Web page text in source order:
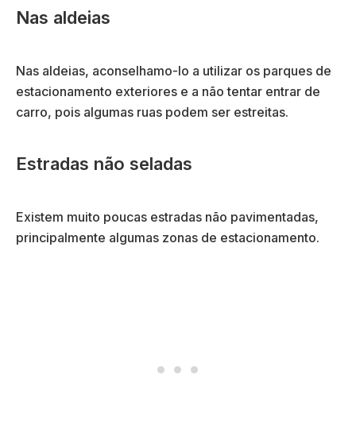
Nas aldeias
Nas aldeias, aconselhamo-lo a utilizar os parques de
estacionamento exteriores e a não tentar entrar de
carro, pois algumas ruas podem ser estreitas.
Estradas não seladas
Existem muito poucas estradas não pavimentadas,
principalmente algumas zonas de estacionamento.